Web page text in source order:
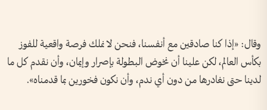
وقال: «إذا كنا صادقين مع أنفسنا، فنحن لا نملك فرصة واقعية للفوز
بكأس العالم، لكن علينا أن نخوض البطولة بإصرار وإيمان، وأن نقدم كل ما
لدينا حتى نغادرها من دون أي ندم، وأن نكون فخورين بما قدمناه».